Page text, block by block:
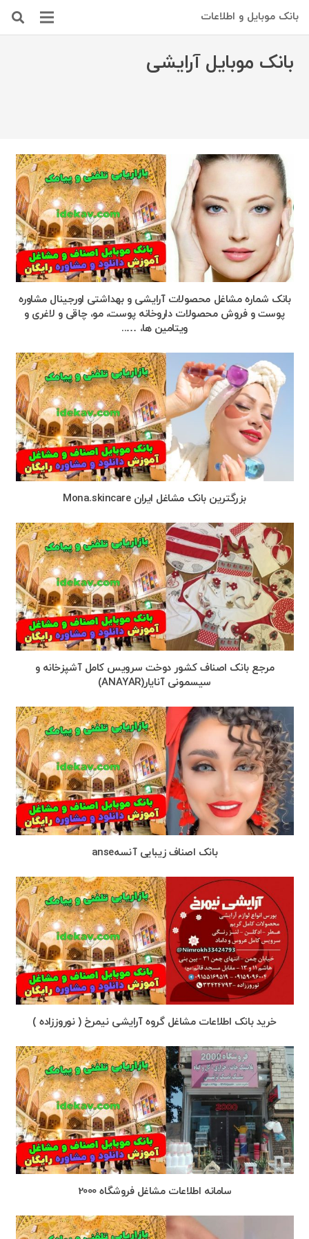
بانک موبایل و اطلاعات
بانک موبایل آرایشی
بانک شماره مشاغل محصولات آرایشی و بهداشتی اورجینال مشاوره
پوست و فروش محصولات داروخانه پوست، مو، چاقی و لاغری و
ویتامین ها، …..
بزرگترین بانک مشاغل ایران Mona.skincare
مرجع بانک اصناف کشور دوخت سرویس کامل آشپزخانه و
سیسمونی آنایار(ANAYAR)
بانک اصناف زیبایی آنسهanse
خرید بانک اطلاعات مشاغل گروه آرایشی نیمرخ ( نوروززاده )
سامانه اطلاعات مشاغل فروشگاه 2000